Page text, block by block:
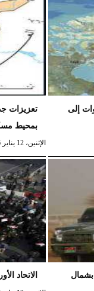
إلى
تعزيزات
بمحيط
الإثنين، 12 يناير 2026
السريع” قتلت 19 شخصا بشمال
الاتحاد